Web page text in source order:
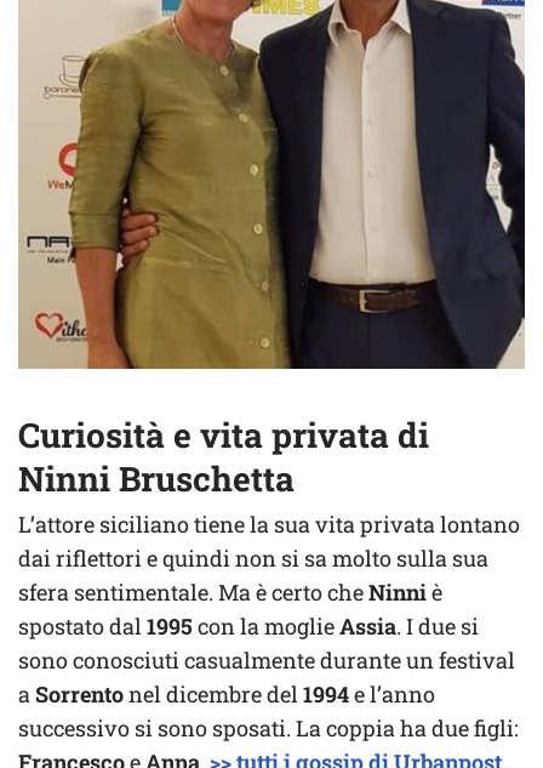
Curiosità e vita privata di
Ninni Bruschetta
L’attore siciliano tiene la sua vita privata lontano
dai riflettori e quindi non si sa molto sulla sua
sfera sentimentale. Ma è certo cheNinniè
spostato dal1995 con la moglieAssia. I due si
sono conosciuti casualmente durante un festival
aSorrentonel dicembre del1994e l’anno
successivo si sono sposati. La coppia ha due figli:
FrancescoeAnna. >> tutti i gossip di Urbanpost